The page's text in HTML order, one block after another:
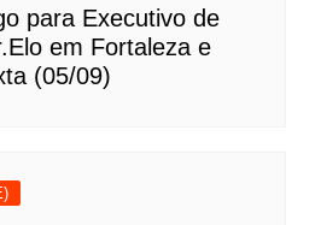
para Executivo de
em Fortaleza e
(05/09)